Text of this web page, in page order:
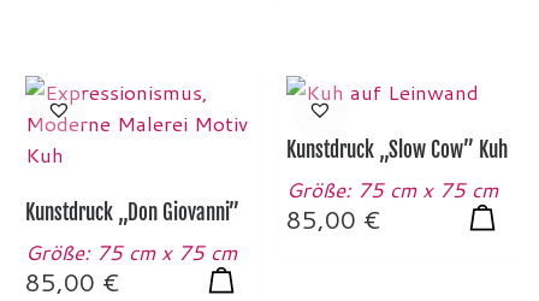
Kunstdruck „Don Giovanni”
Größe: 75 cm x 75 cm
85,00 €
Kunstdruck „Slow Cow” Kuh
Größe: 75 cm x 75 cm
85,00 €